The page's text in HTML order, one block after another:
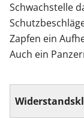
Schwachstelle
Zapfen ein
Auch ein